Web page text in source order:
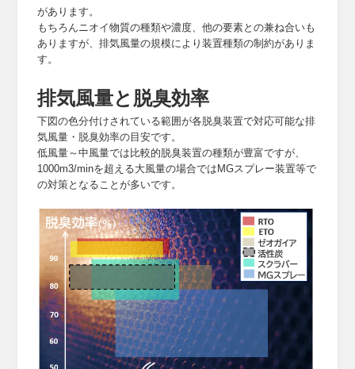
があります。
もちろんニオイ物質の種類や濃度、他の要素との兼ね合いも
ありますが、排気風量の規模により装置種類の制約がありま
す。
排気風量と脱臭効率
下図の色分付けされている範囲が各脱臭装置で対応可能な排
気風量・脱臭効率の目安です。
低風量～中風量では比較的脱臭装置の種類が豊富ですが、
1000m3/minを超える大風量の場合ではMGスプレー装置等で
の対策となることが多いです。